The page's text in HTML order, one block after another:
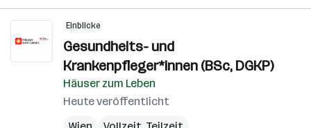
Einblicke
Gesundheits- und
Krankenpfleger*innen (BSc, DGKP)
Häuser zum Leben
Heute veröffentlicht